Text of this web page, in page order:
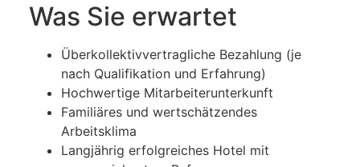
Was Sie erwartet
Überkollektivvertragliche Bezahlung (je
nach Qualifikation und Erfahrung)
Hochwertige Mitarbeiterunterkunft
Familiäres und wertschätzendes
Arbeitsklima
Langjährig erfolgreiches Hotel mit